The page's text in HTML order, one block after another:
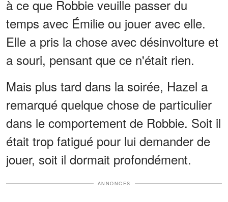
à ce que Robbie veuille passer du
temps avec Émilie ou jouer avec elle.
Elle a pris la chose avec désinvolture et
a souri, pensant que ce n'était rien.
Mais plus tard dans la soirée, Hazel a
remarqué quelque chose de particulier
dans le comportement de Robbie. Soit il
était trop fatigué pour lui demander de
jouer, soit il dormait profondément.
ANNONCES